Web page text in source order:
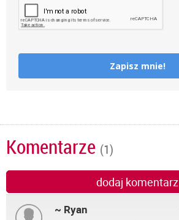
Zapisz mnie!
Komentarze (1)
dodaj komentarz
~ Ryan